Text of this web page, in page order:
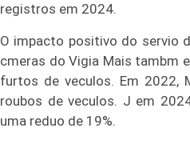
registros em 2024.
O impacto positivo do servio
cmeras do Vigia Mais tambm
furtos de veculos. Em 2022,
roubos de veculos. J em
uma reduo de 19%.